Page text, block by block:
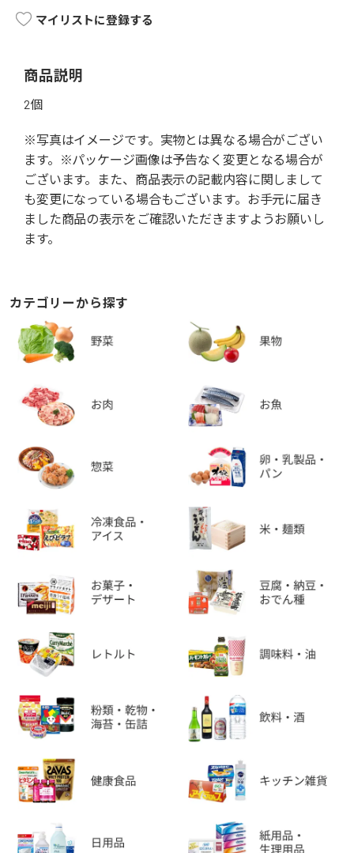
マイリストに登録する
商品説明
2個
※写真はイメージです。実物とは異なる場合がござい
ます。※パッケージ画像は予告なく変更となる場合が
ございます。また、商品表示の記載内容に関しまして
も変更になっている場合もございます。お手元に届き
ました商品の表示をご確認いただきますようお願いし
ます。
カテゴリーから探す